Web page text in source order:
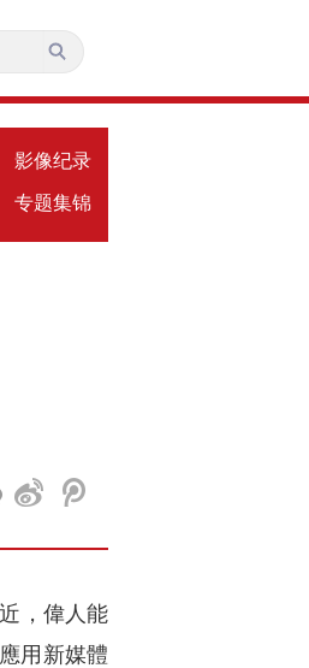
影像纪录
专题集锦
，偉人能
用新媒體